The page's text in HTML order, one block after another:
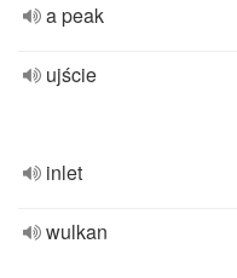
a peak
ujście
inlet
wulkan